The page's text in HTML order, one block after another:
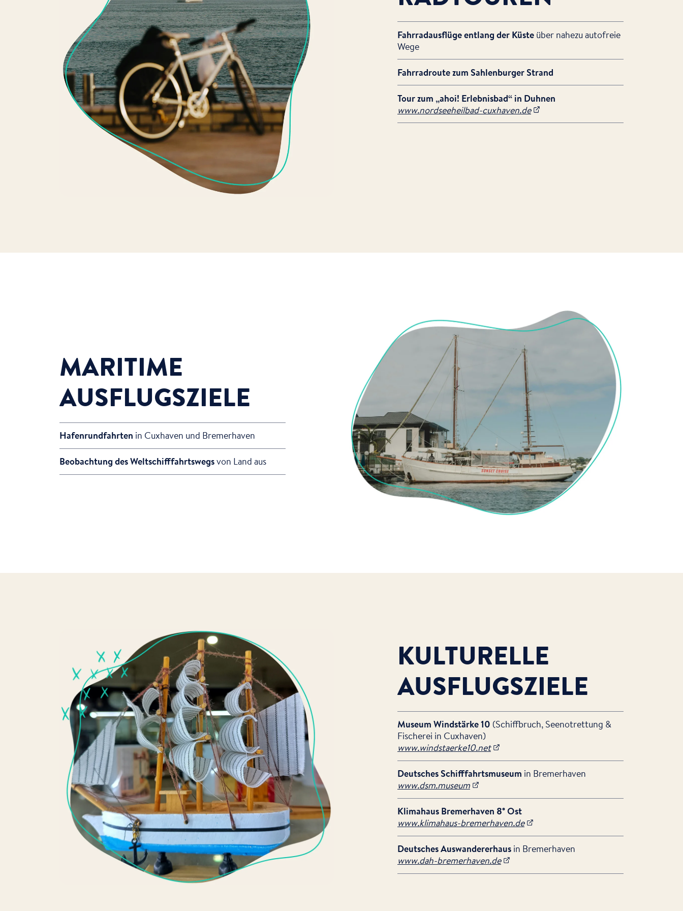
Fahrradausflüge entlang der Küsteüber nahezu autofreie
Wege
Fahrradroute zum Sahlenburger Strand
Tour zum „ahoi! Erlebnisbad“ in Duhnen
www.nordseeheilbad-cuxhaven.de
MARITIME
AUSFLUGSZIELE
Hafenrundfahrten in Cuxhaven und Bremerhaven
Beobachtung des Weltschifffahrtswegsvon Land aus
KULTURELLE
AUSFLUGSZIELE
Museum Windstärke 10 (Schiffbruch, Seenotrettung &
Fischerei in Cuxhaven)
www.windstaerke10.net
Deutsches Schifffahrtsmuseum in Bremerhaven
www.dsm.museum
Klimahaus Bremerhaven 8° Ost
www.klimahaus-bremerhaven.de
Deutsches Auswandererhausin Bremerhaven
www.dah-bremerhaven.de